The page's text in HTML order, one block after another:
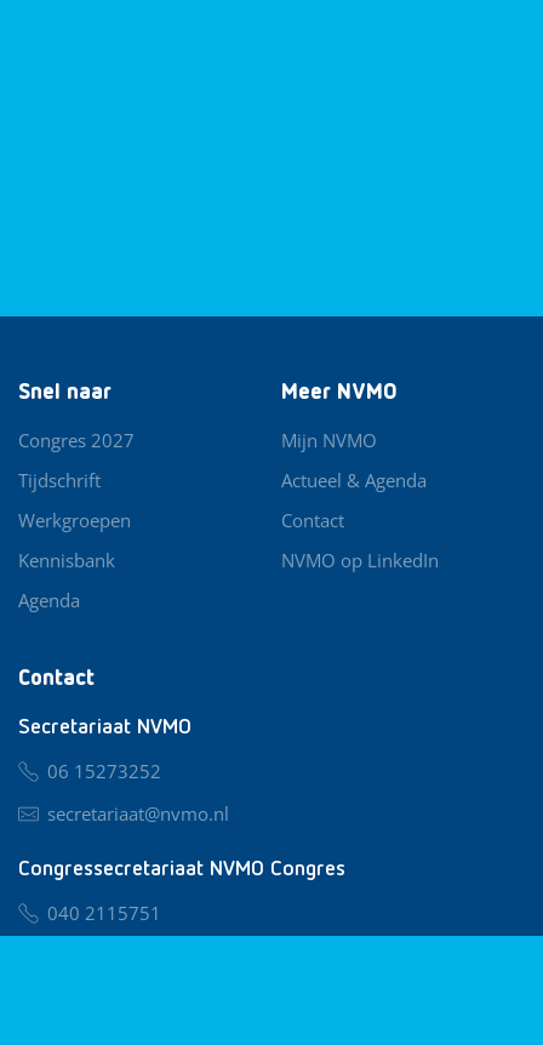
Contact
Secretariaat NVMO
06 15273252
secretariaat@nvmo.nl
Congressecretariaat NVMO Congres
040 2115751
Snel naar
Congres 2027
Tijdschrift
Werkgroepen
Kennisbank
Agenda
Meer NVMO
Mijn NVMO
Actueel & Agenda
Contact
NVMO op LinkedIn